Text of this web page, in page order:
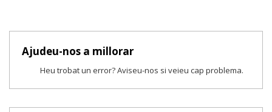
Ajudeu-nos a millorar
Heu trobat un error? Aviseu-nos si veieu cap problema.